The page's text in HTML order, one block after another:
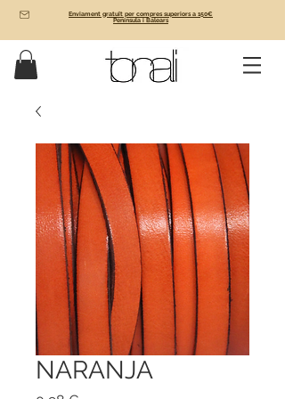
Enviament gratuït per compres superiors a 150€
Península i Balears
NARANJA